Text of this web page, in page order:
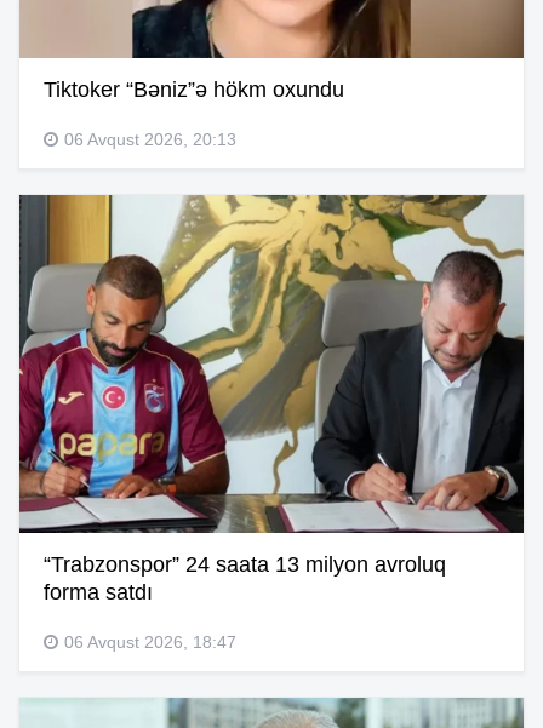
Tiktoker “Bəniz”ə hökm oxundu
06 Avqust 2026, 20:13
“Trabzonspor” 24 saata 13 milyon avroluq
forma satdı
06 Avqust 2026, 18:47